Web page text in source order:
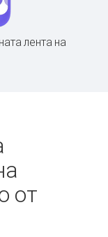
лента на
от